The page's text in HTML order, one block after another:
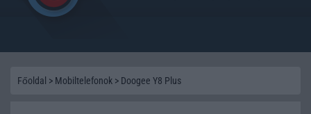
Főoldal > Mobiltelefonok > Doogee Y8 Plus